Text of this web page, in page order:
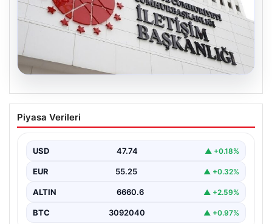
07.08.2026
Mekke Ortak Savunma Anlaşması.
DMM’den anlaşmaya yönelik iddialara
Piyasa Verileri
USD 47.74 ▲ +0.18%
EUR 55.25 ▲ +0.32%
ALTIN 6660.6 ▲ +2.59%
BTC 3092040 ▲ +0.97%